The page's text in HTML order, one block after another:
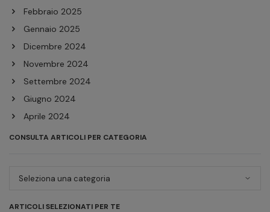
Febbraio 2025
Gennaio 2025
Dicembre 2024
Novembre 2024
Settembre 2024
Giugno 2024
Aprile 2024
Febbraio 2024
Giugno 2023
CONSULTA ARTICOLI PER CATEGORIA
ARTICOLI SELEZIONATI PER TE